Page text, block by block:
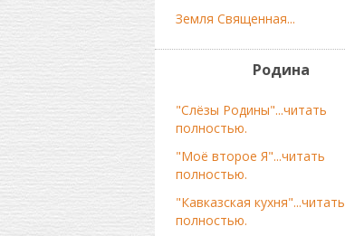
Земля Священная...
Родина
"Слёзы Родины"...читать
полностью.
"Моё второе Я"...читать
полностью.
"Кавказская кухня"...читать
полностью.